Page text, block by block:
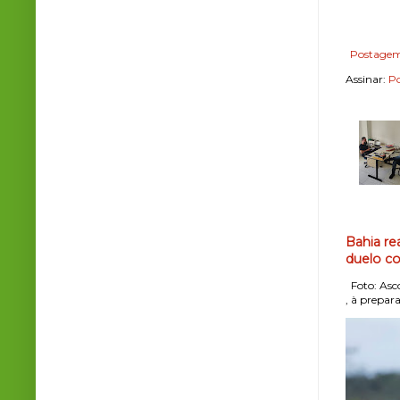
Assinar:
Bahia
duelo
Foto:
, à